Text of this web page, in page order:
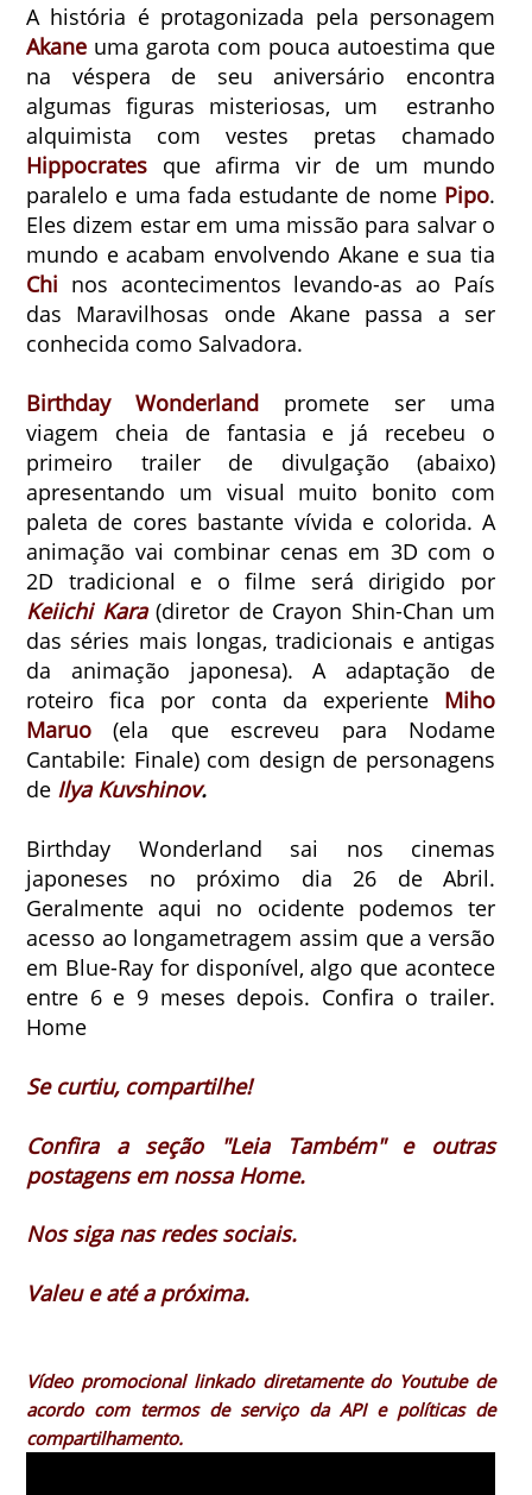
A história é protagonizada pela personagem
Akane uma garota com pouca autoestima que
na véspera de seu aniversário encontra
algumas figuras misteriosas, um estranho
alquimista com vestes pretas chamado
Hippocrates que afirma vir de um mundo
paralelo e uma fada estudante de nome Pipo.
Eles dizem estar em uma missão para salvar o
mundo e acabam envolvendo Akane e sua tia
Chi nos acontecimentos levando-as ao País
das Maravilhosas onde Akane passa a ser
conhecida como Salvadora.
Birthday Wonderland promete ser uma
viagem cheia de fantasia e já recebeu o
primeiro trailer de divulgação (abaixo)
apresentando um visual muito bonito com
paleta de cores bastante vívida e colorida. A
animação vai combinar cenas em 3D com o
2D tradicional e o filme será dirigido por
Keiichi Kara(diretor de Crayon Shin-Chan um
das séries mais longas, tradicionais e antigas
da animação japonesa). A adaptação de
roteiro fica por conta da experiente Miho
Maruo (ela que escreveu para Nodame
Cantabile: Finale) com design de personagens
de Ilya Kuvshinov.
Birthday Wonderland sai nos cinemas
japoneses no próximo dia 26 de Abril.
Geralmente aqui no ocidente podemos ter
acesso ao longametragem assim que a versão
em Blue-Ray for disponível, algo que acontece
entre 6 e 9 meses depois. Confira o trailer.
Home
Se curtiu, compartilhe!
Confira a seção "Leia Também" e outras
postagens em nossa Home.
Nos siga nas redes sociais.
Valeu e até a próxima.
Vídeo promocional linkado diretamente do Youtube de
acordo com termos de serviço da API e políticas de
compartilhamento.